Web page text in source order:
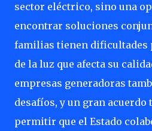
sector eléctrico, sino una
encontrar soluciones
familias tienen dificultades
de la luz que afecta su
empresas generadoras
desafíos, y un gran acuerdo
permitir que el Estado